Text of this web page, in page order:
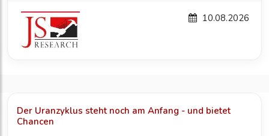
10.08.2026
Der Uranzyklus steht noch am Anfang - und bietet
Chancen